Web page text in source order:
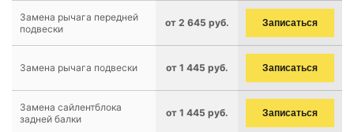
Замена рычага передней
подвески
от 2 645 руб. Записаться
Замена рычага подвески от 1 445 руб. Записаться
Замена сайлентблока
задней балки
от 1 445 руб. Записаться